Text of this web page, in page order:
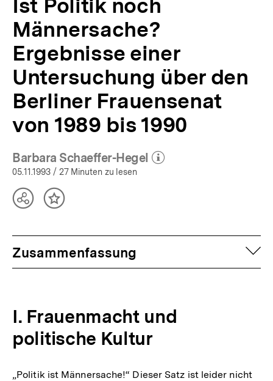
bpb.de
Ist Politik noch
Männersache?
Ergebnisse einer
Untersuchung über den
Berliner Frauensenat
von 1989 bis 1990
Barbara Schaeffer-Hegel
(Mehr zum Autor)
05.11.1993 / 27 Minuten zu lesen
TeilenInhalt
Zusammenfassung
I. Frauenmacht und
politische Kultur
„Politik ist Männersache!“ Dieser Satz ist leider nicht